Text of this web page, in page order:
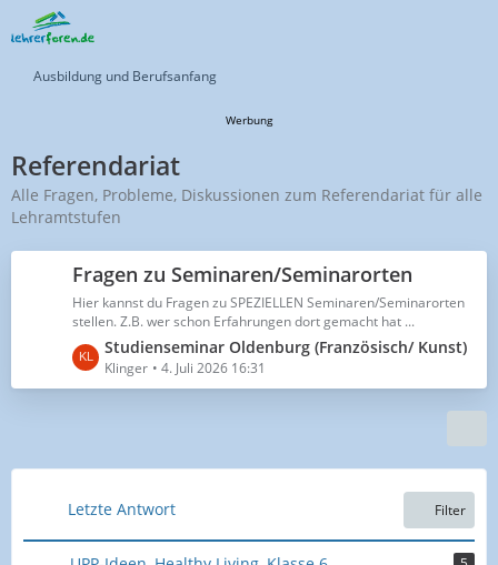
Ausbildung und Berufsanfang
Werbung
Referendariat
Alle Fragen, Probleme, Diskussionen zum Referendariat für alle
Lehramtstufen
Fragen zu Seminaren/Seminarorten
Hier kannst du Fragen zu SPEZIELLEN Seminaren/Seminarorten
stellen. Z.B. wer schon Erfahrungen dort gemacht hat ...
L
e
t
e
t
Studienseminar Oldenburg (Französisch/ Kunst)
Klinger 4. Juli 2026 16:31
Letzte Antwort Filter